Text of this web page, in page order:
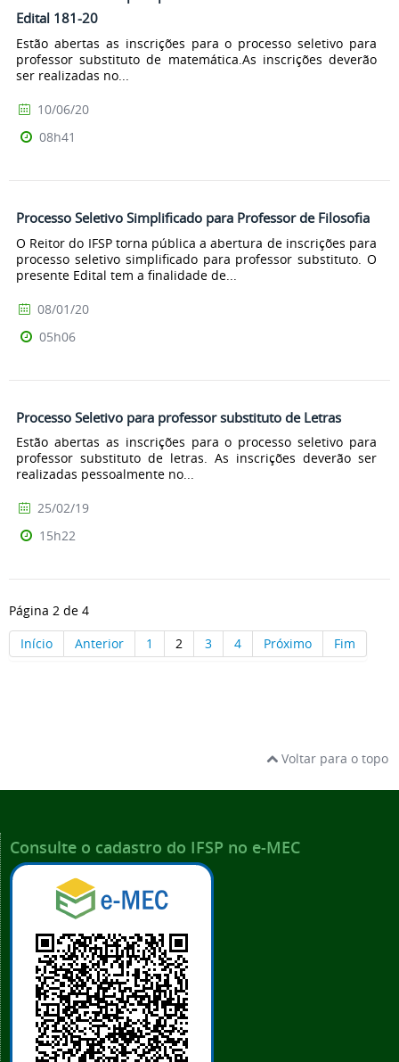
Edital 181-20
Estão abertas as inscrições para o processo seletivo para
professor substituto de matemática.As inscrições deverão
ser realizadas no...
10/06/20
08h41
Processo Seletivo Simplificado para Professor de Filosofia
O Reitor do IFSP torna pública a abertura de inscrições para
processo seletivo simplificado para professor substituto. O
presente Edital tem a finalidade de...
08/01/20
05h06
Processo Seletivo para professor substituto de Letras
Estão abertas as inscrições para o processo seletivo para
professor substituto de letras. As inscrições deverão ser
realizadas pessoalmente no...
25/02/19
15h22
Página 2 de 4
Início
Anterior 1 2 3 4 Próximo Fim
Voltar para o topo
Consulte o cadastro do IFSP no e-MEC